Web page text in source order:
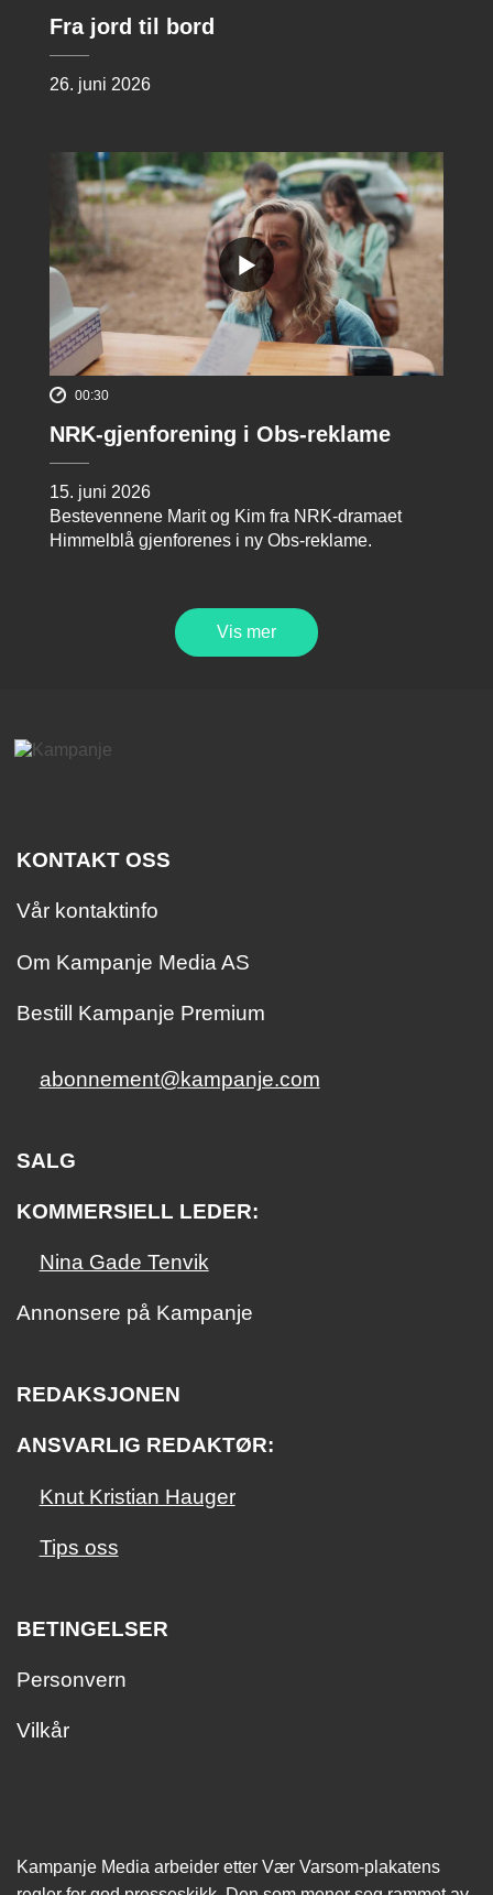
Fra jord til bord
26. juni 2026
00:30
NRK-gjenforening i Obs-reklame
15. juni 2026
Bestevennene Marit og Kim fra NRK-dramaet
Himmelblå gjenforenes i ny Obs-reklame.
Vis mer
KONTAKT OSS
Vår kontaktinfo
Om Kampanje Media AS
Bestill Kampanje Premium
abonnement@kampanje.com
SALG
KOMMERSIELL LEDER:
Nina Gade Tenvik
Annonsere på Kampanje
REDAKSJONEN
ANSVARLIG REDAKTØR:
Knut Kristian Hauger
Tips oss
BETINGELSER
Personvern
Vilkår
Kampanje Media arbeider etter Vær Varsom-plakatens